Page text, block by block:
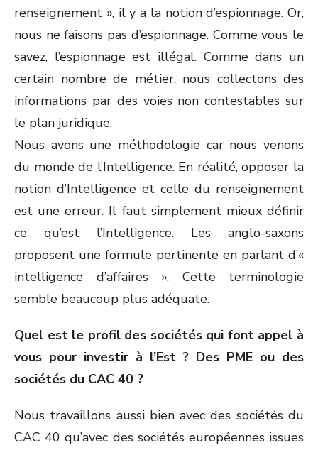
renseignement », il y a la notion d’espionnage. Or,
nous ne faisons pas d’espionnage. Comme vous le
savez, l’espionnage est illégal. Comme dans un
certain nombre de métier, nous collectons des
informations par des voies non contestables sur
le plan juridique.
Nous avons une méthodologie car nous venons
du monde de l’Intelligence. En réalité, opposer la
notion d’Intelligence et celle du renseignement
est une erreur. Il faut simplement mieux définir
ce qu’est l’Intelligence. Les anglo-saxons
proposent une formule pertinente en parlant d’«
intelligence d’affaires ». Cette terminologie
semble beaucoup plus adéquate.
Quel est le profil des sociétés qui font appel à
vous pour investir à l’Est ? Des PME ou des
sociétés du CAC 40 ?
Nous travaillons aussi bien avec des sociétés du
CAC 40 qu’avec des sociétés européennes issues